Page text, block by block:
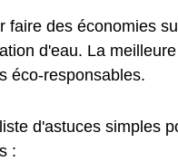
faire des économies
d'eau. La
éco-responsables.
d'astuces simples
: